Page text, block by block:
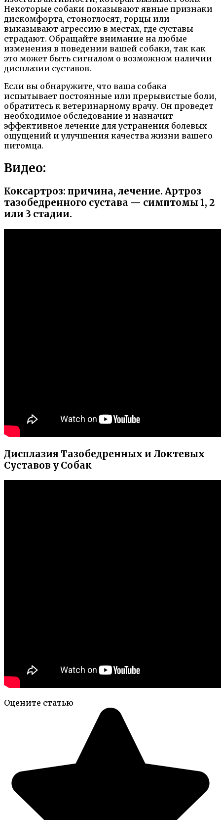
Некоторые собаки показывают явные признаки
дискомфорта, стоноглосят, горцы или
выказывают агрессию в местах, где суставы
страдают. Обращайте внимание на любые
изменения в поведении вашей собаки, так как
это может быть сигналом о возможном наличии
дисплазии суставов.
Если вы обнаружите, что ваша собака
испытывает постоянные или прерывистые боли,
обратитесь к ветеринарному врачу. Он проведет
необходимое обследование и назначит
эффективное лечение для устранения болевых
ощущений и улучшения качества жизни вашего
питомца.
Видео:
Коксартроз: причина, лечение. Артроз
тазобедренного сустава — симптомы 1, 2
или 3 стадии.
Дисплазия Тазобедренных и Локтевых
Суставов у Собак
Оцените статью